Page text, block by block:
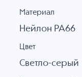
Материал
Нейлон PA66
Цвет
Светло-серый